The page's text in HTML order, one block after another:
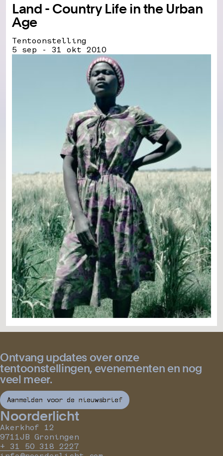
Land - Country Life in the Urban
Age
Tentoonstelling
5 sep - 31 okt 2010
Ontvang updates over onze
tentoonstellingen, evenementen en nog
veel meer.
Aanmelden voor de nieuwsbrief
Noorderlicht
Akerkhof 12
9711JB Groningen
+ 31 50 318 2227